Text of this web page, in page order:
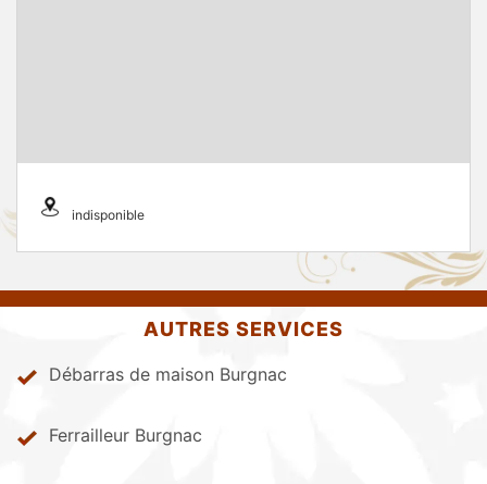
indisponible
AUTRES SERVICES
Débarras de maison Burgnac
Ferrailleur Burgnac